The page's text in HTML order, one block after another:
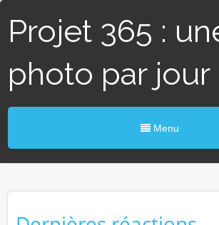
Projet 365 :
photo par jour
Menu